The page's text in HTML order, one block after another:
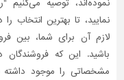
نموده‌اند، توصیه
نمایید، تا بهترین انتخاب
لازم آن برای شما، بین
باشید. این که
مشخصاتی را موجود داشته